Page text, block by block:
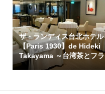
ザ・ランディス台北ホテル
【Paris 1930】de Hideki
Takayama ～台湾茶とフラ
ンス料...